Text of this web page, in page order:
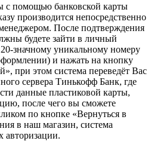
помощью банковской карты
производится непосредственно
После подтверждения
будете зайти в личный
значному уникальному номеру
и нажать на кнопку
при этом система переведёт Вас
сервера Тинькофф Банк, где
данные пластиковой карты,
после чего вы сможете
по кнопке «Вернуться в
в наш магазин, система
авторизации.